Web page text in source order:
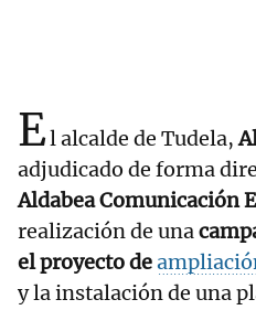
El alcalde de Tudela,
adjudicado de forma
Aldabea Comunicación
realización de una
el proyecto de
y la instalación de una